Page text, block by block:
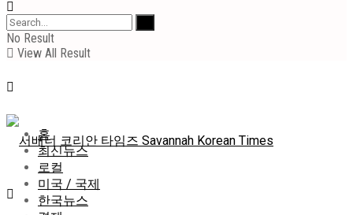
No Result
View All Result
홈
최신뉴스
로컬
미국 / 국제
한국뉴스